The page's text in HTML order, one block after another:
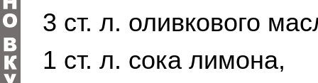
3 ст. л. оливкового
1 ст. л. сока лимона,